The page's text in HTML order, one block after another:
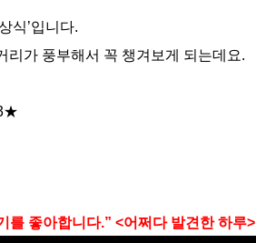
식’입니다.
리가 풍부해서 꼭 챙겨보게 되는데요.
좋아합니다.” <어쩌다 발견한 하루>